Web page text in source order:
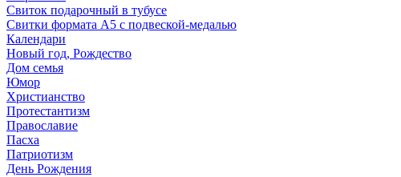
Свиток подарочный в тубусе
Свитки формата А5 с подвеской-медалью
Календари
Новый год, Рождество
Дом семья
Юмор
Христианство
Протестантизм
Православие
Пасха
Патриотизм
День Рождения